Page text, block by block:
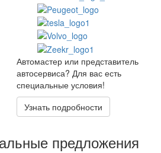
Автомастер или представитель
автосервиса? Для вас есть
специальные условия!
Узнать подробности
предложения